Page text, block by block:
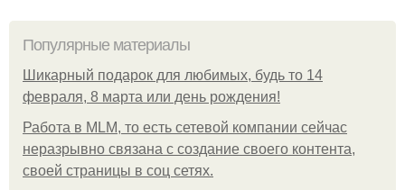
Популярные материалы
Шикарный подарок для любимых, будь то 14
февраля, 8 марта или день рождения!
Работа в MLM, то есть сетевой компании сейчас
неразрывно связана с создание своего контента,
своей страницы в соц сетях.